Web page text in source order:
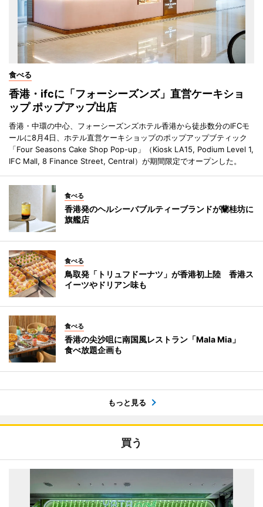
食べる
香港・ifcに「フォーシーズンズ」直営ケーキショ
ップ ポップアップ出店
香港・中環の中心、フォーシーズンズホテル香港から徒歩数分のIFCモ
ールに8月4日、ホテル直営ケーキショップのポップアップブティック
「Four Seasons Cake Shop Pop-up」（Kiosk LA15, Podium Level 1,
IFC Mall, 8 Finance Street, Central）が期間限定でオープンした。
食べる
香港発のヘルシーバブルティーブランドが蘭桂坊に
旗艦店
食べる
鳥取発「トリュフドーナツ」が香港初上陸 香港ス
イーツやドリアン味も
食べる
香港の尖沙咀に南国風レストラン「Mala Mia」
食べ放題企画も
もっと見る
買う